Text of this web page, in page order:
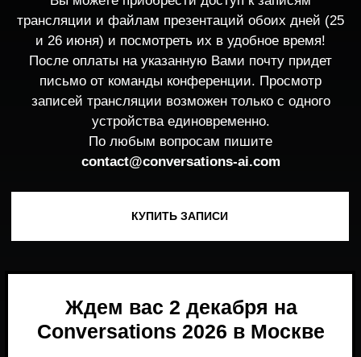
устройства единовременно.
По любым вопросам пишите
contact@conversations-ai.co m
Ждем вас 2 декабря на
Conversations 2026 в Москве
ПОДПИСАТЬСЯ НА НОВОСТИ